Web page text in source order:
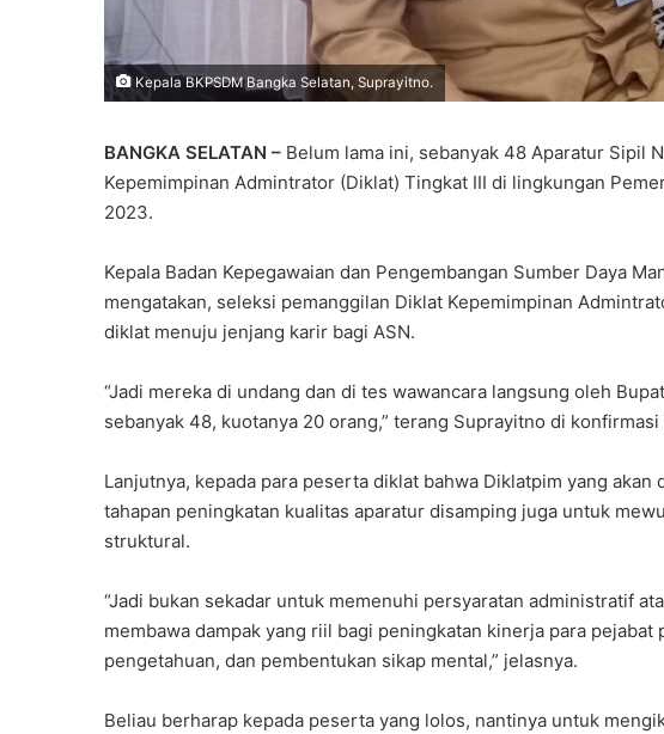
Kepala BKPSDM Bangka Selatan, Suprayitno.
BANGKA SELATAN – Belum lama ini, sebanyak 48 Aparatur Sipil
Kepemimpinan Admintrator (Diklat) Tingkat III di lingkungan
2023.
Kepala Badan Kepegawaian dan Pengembangan Sumber Daya
mengatakan, seleksi pemanggilan Diklat Kepemimpinan
diklat menuju jenjang karir bagi ASN.
“Jadi mereka di undang dan di tes wawancara langsung oleh
sebanyak 48, kuotanya 20 orang,” terang Suprayitno di
Lanjutnya, kepada para peserta diklat bahwa Diklatpim yang akan
tahapan peningkatan kualitas aparatur disamping juga untuk
struktural.
“Jadi bukan sekadar untuk memenuhi persyaratan administratif
membawa dampak yang riil bagi peningkatan kinerja para
pengetahuan, dan pembentukan sikap mental,” jelasnya.
Beliau berharap kepada peserta yang lolos, nantinya untuk